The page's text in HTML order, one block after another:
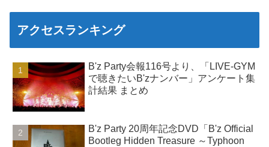
アクセスランキング
B'z Party会報116号より、「LIVE-GYM
で聴きたいB'zナンバー」アンケート集
計結果 まとめ
B'z Party 20周年記念DVD「B'z Official
Bootleg Hidden Treasure ～Typhoon